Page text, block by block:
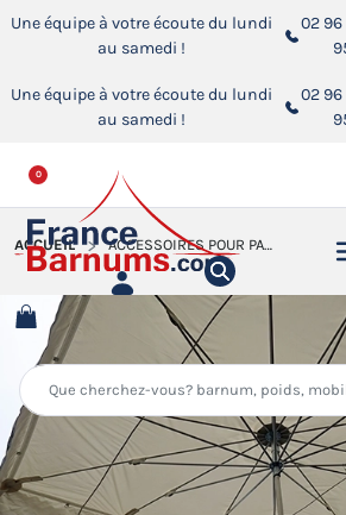
Une équipe à votre écoute du lundi
au samedi !
02 96
Une équipe à votre écoute du lundi
au samedi !
02 96
0
ACCUEIL ACCESSOIRES POUR PARASOLS DE MARCHÉ